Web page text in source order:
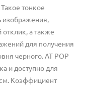
тонкое
изображения,
а также
для получения
черного. AT POP
и доступно для
Коэффициент